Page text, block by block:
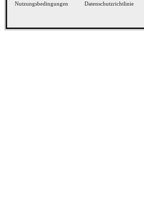
Nutzungsbedingungen Datenschutzrichtlinie